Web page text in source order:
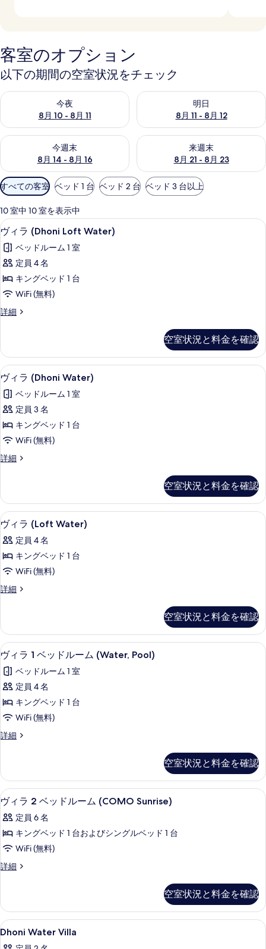
客室のオプション
以下の期間の空室状況をチェック
今夜
8月 10 - 8月 11
今夜 8月 10 - 8月 11 の空室状況をチェック
明日
8月 11 - 8月 12
明日 8月 11 - 8月 12 の空室状
今週末
8月 14 - 8月 16
今週末 8月 14 - 8月 16 の空室状況をチェック
来週末
8月 21 - 8月 23
来週末 8月 21 - 8月 23 の空室
利
用
可
能
な
客
室
の
り
込
件
すべての客室 ベッド 1 台 ベッド 2 台 ベッド 3 台以上
10 室中 10 室を表示中
ヴ
ィ
ラ
(Dhoni
Loft
Water)
の
て
の
写
真
を
表
示
す
ヴィラ (Dhoni Loft Water) | エジプト
5
ヴィラ (Dhoni Loft Water)
ベッドルーム 1 室
定員 4 名
キングベッド 1 台
WiFi (無料)
詳細
ヴ
Loft
Water)
の
詳
細
空室状況と料金を確認
ヴ
ィ
ラ
(Dhoni
Water)
の
す
の
写
真
を
表
示
5
ヴィラ (Dhoni Water)
ベッドルーム 1 室
定員 3 名
キングベッド 1 台
WiFi (無料)
詳細
ヴ
Water)
の
詳
細
空室状況と料金を確認
ヴ
ィ
ラ
(Loft
Water)
の
て
の
写
真
を
表
示
ヴィラ (Loft Water) | エジプト綿の
6
ヴィラ (Loft Water)
定員 4 名
キングベッド 1 台
WiFi (無料)
詳細
ヴ
Water)
の
詳
細
空室状況と料金を確認
ヴ
ィ
ラ
1
ベ
ッ
ド
ー
ム
(Water,
Pool)
の
す
べ
て
写
真
を
ヴィラ 1 ベッドルーム (Water, Pool)
7
ヴィラ 1 ベッドルーム (Water, Pool)
ベッドルーム 1 室
定員 4 名
キングベッド 1 台
WiFi (無料)
詳細
ヴ
ベ
ッ
ド
ル
ー
ム
Pool)
の
詳
空室状況と料金を確認
ヴ
ィ
ラ
2
ベ
ッ
ル
ー
ム
エジプト綿のシーツ、高級寝具、ミ
12
ヴィラ 2 ベッドルーム (COMO Sunrise)
定員 6 名
キングベッド 1 台およびシングルベッド 1 台
WiFi (無料)
詳細
ヴ
ベ
ッ
ド
空室状況と料金を確認
Dhoni
Water
エジプト綿のシーツ、高級寝具、ミ
1
Dhoni Water Villa